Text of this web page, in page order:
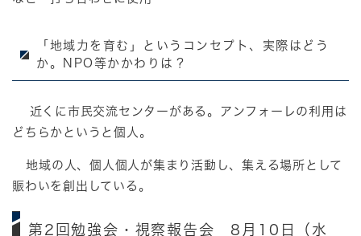
「地域力を育む」というコンセプト、実際はどう
か。NPO等かかわりは？
近くに市民交流センターがある。アンフォーレの利用は
どちらかというと個人。
地域の人、個人個人が集まり活動し、集える場所として
賑わいを創出している。
第2回勉強会・視察報告会 8月10日（水